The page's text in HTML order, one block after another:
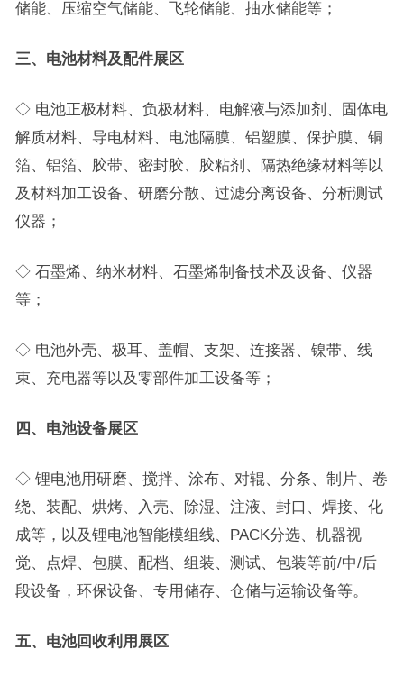
储能、压缩空气储能、飞轮储能、抽水储能等；
三、电池材料及配件展区
◇ 电池正极材料、负极材料、电解液与添加剂、固体电
解质材料、导电材料、电池隔膜、铝塑膜、保护膜、铜
箔、铝箔、胶带、密封胶、胶粘剂、隔热绝缘材料等以
及材料加工设备、研磨分散、过滤分离设备、分析测试
仪器；
◇ 石墨烯、纳米材料、石墨烯制备技术及设备、仪器
等；
◇ 电池外壳、极耳、盖帽、支架、连接器、镍带、线
束、充电器等以及零部件加工设备等；
四、电池设备展区
◇ 锂电池用研磨、搅拌、涂布、对辊、分条、制片、卷
绕、装配、烘烤、入壳、除湿、注液、封口、焊接、化
成等，以及锂电池智能模组线、PACK分选、机器视
觉、点焊、包膜、配档、组装、测试、包装等前/中/后
段设备，环保设备、专用储存、仓储与运输设备等。
五、电池回收利用展区